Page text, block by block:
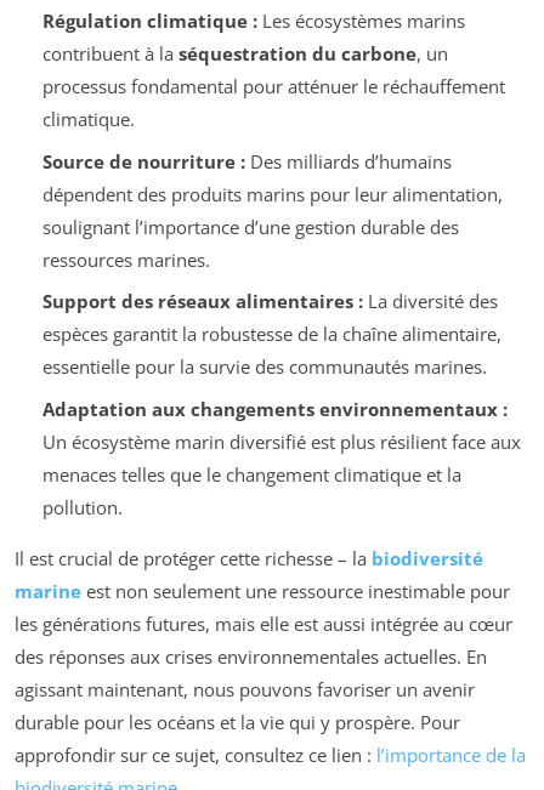
Régulation climatique :Les écosystèmes marins
contribuent à la séquestration du carbone, un
processus fondamental pour atténuer le réchauffement
climatique.
Source de nourriture :Des milliards d’humains
dépendent des produits marins pour leur alimentation,
soulignant l’importance d’une gestion durable des
ressources marines.
Support des réseaux alimentaires :La diversité des
espèces garantit la robustesse de la chaîne alimentaire,
essentielle pour la survie des communautés marines.
Adaptation aux changements environnementaux :
Un écosystème marin diversifié est plus résilient face aux
menaces telles que le changement climatique et la
pollution.
Il est crucial de protéger cette richesse – la biodiversité
marine est non seulement une ressource inestimable pour
les générations futures, mais elle est aussi intégrée au cœur
des réponses aux crises environnementales actuelles. En
agissant maintenant, nous pouvons favoriser un avenir
durable pour les océans et la vie qui y prospère. Pour
approfondir sur ce sujet, consultez ce lien : l’importance de la